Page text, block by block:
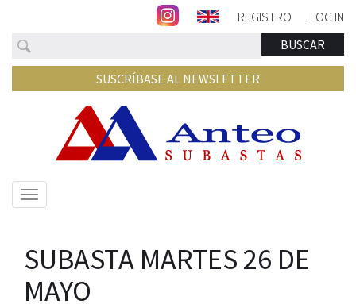
Buscar BUSCAR
REGISTRO LOG IN
SUSCRÍBASE AL NEWSLETTER
Mostrar/ocultar
SUBASTA MARTES 26 DE
MAYO